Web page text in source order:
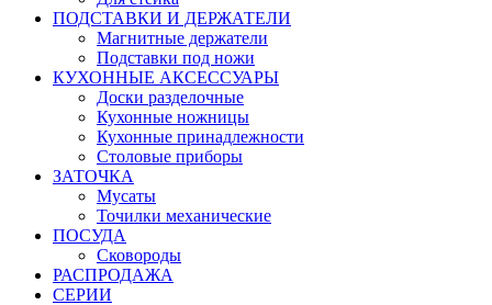
ПОДСТАВКИ И ДЕРЖАТЕЛИ
Магнитные держатели
Подставки под ножи
КУХОННЫЕ АКСЕССУАРЫ
Доски разделочные
Кухонные ножницы
Кухонные принадлежности
Столовые приборы
ЗАТОЧКА
Мусаты
Точилки механические
ПОСУДА
Сковороды
РАСПРОДАЖА
СЕРИИ